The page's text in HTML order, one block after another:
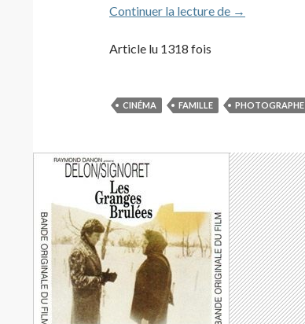
Continuer la lecture de Charlotte
→
Article lu 1318 fois
CINÉMA FAMILLE PHOTOGRAPHE